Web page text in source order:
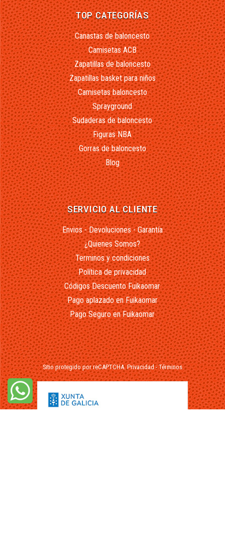
TOP CATEGORÍAS
Canastas de baloncesto
Camisetas ACB
Zapatillas de baloncesto
Zapatillas basket para niños
Camisetas baloncesto
Sprayground
Sudaderas de baloncesto
Figuras NBA
Gorras de baloncesto
Blog
SERVICIO AL CLIENTE
Envios - Devoluciones - Garantía
¿Quienes Somos?
Terminos y condiciones
Política de privacidad
Códigos Descuento Fuikaomar
Pago aplazado en Fuikaomar
Pago Seguro en Fuikaomar
Sitio protegido por reCAPTCHA.Privacidad-Términos